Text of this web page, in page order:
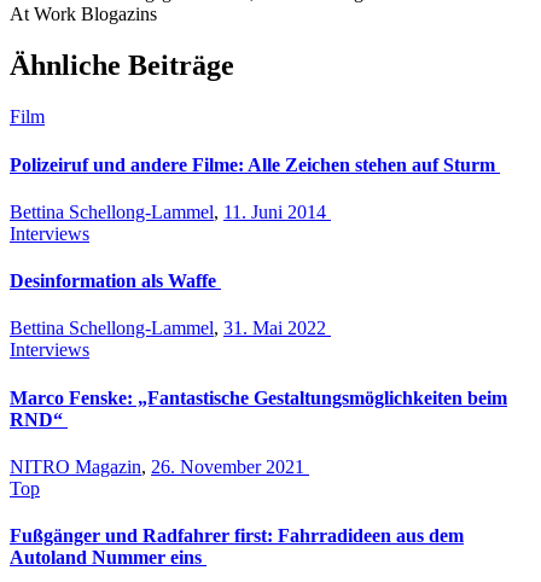
At Work Blogazins
Ähnliche Beiträge
Film
Polizeiruf und andere Filme: Alle Zeichen stehen auf Sturm
Bettina Schellong-Lammel, 11. Juni 2014
Interviews
Desinformation als Waffe
Bettina Schellong-Lammel, 31. Mai 2022
Interviews
Marco Fenske: „Fantastische Gestaltungsmöglichkeiten beim
RND“
NITRO Magazin, 26. November 2021
Top
Fußgänger und Radfahrer first: Fahrradideen aus dem
Autoland Nummer eins